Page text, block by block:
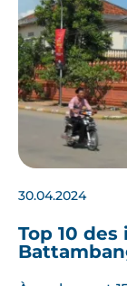
30.04.2024
Top 10